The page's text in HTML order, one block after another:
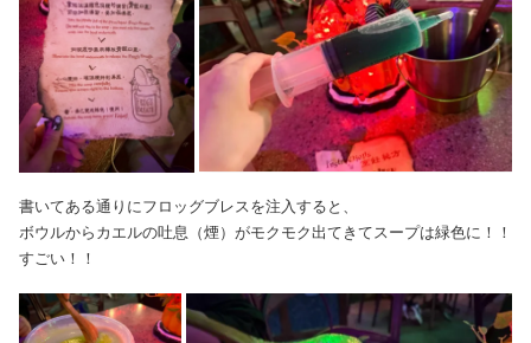
書いてある通りにフロッグブレスを注入すると、
ボウルからカエルの吐息（煙）がモクモク出てきてスープは緑色に！！
すごい！！